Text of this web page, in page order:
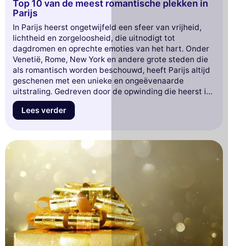
Top 10 van de meest romantische plekken in
Parijs
In Parijs heerst ongetwijfeld een sfeer van vrijheid,
lichtheid en zorgeloosheid, die uitnodigt tot
dagdromen en oprechte emoties van het hart. Onder
Venetië, Rome, New York en andere grote steden die
als romantisch worden beschouwd, heeft Parijs altijd
geschenen met een unieke en ongeëvenaarde
uitstraling. Gedreven door de opwinding die heerst in
de Lichtstad, beloven geliefden eeuwige passie op
elke hoek van Parijs, luierend op het gras van de tuin
omhelzend voor de "Muur der 'Ik hou van jou's'". Want
in Parijs geeft men zijn hart en vindt men het hier
weer terug.
Ontdek onze selectie van 10 romantische plekken in
Lees verder